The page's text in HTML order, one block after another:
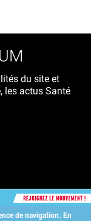
de navigation. En
du site et
les actus Santé